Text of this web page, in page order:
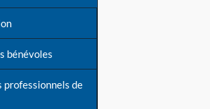
bénévoles
professionnels de